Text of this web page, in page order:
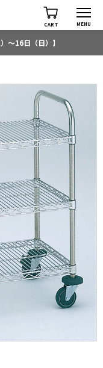
CART MENU
～16日（日）】